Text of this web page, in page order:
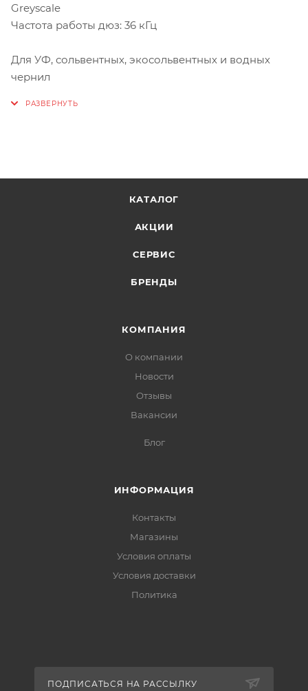
Greyscale
Частота работы дюз: 36 кГц
Для УФ, сольвентных, экосольвентных и водных
чернил
КАТАЛОГ
АКЦИИ
СЕРВИС
БРЕНДЫ
КОМПАНИЯ
О компании
Новости
Отзывы
Вакансии
Блог
ИНФОРМАЦИЯ
Контакты
Магазины
Условия оплаты
Условия доставки
Политика
ПОДПИСАТЬСЯ НА РАССЫЛКУ